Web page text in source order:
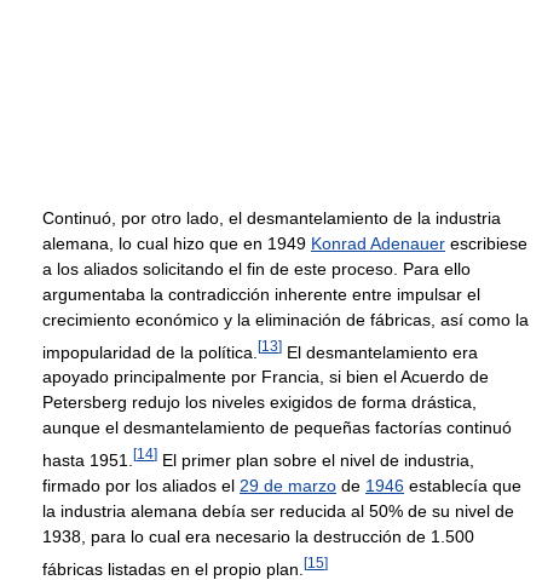
Continuó, por otro lado, el desmantelamiento de la industria
alemana, lo cual hizo que en 1949 Konrad Adenauer escribiese
a los aliados solicitando el fin de este proceso. Para ello
argumentaba la contradicción inherente entre impulsar el
crecimiento económico y la eliminación de fábricas, así como la
impopularidad de la política. [13] El desmantelamiento era
apoyado principalmente por Francia, si bien el Acuerdo de
Petersberg redujo los niveles exigidos de forma drástica,
aunque el desmantelamiento de pequeñas factorías continuó
hasta 1951.
[14] El primer plan sobre el nivel de industria,
firmado por los aliados el 29 de marzo de 1946 establecía que
la industria alemana debía ser reducida al 50% de su nivel de
1938, para lo cual era necesario la destrucción de 1.500
fábricas listadas en el propio plan. [15]